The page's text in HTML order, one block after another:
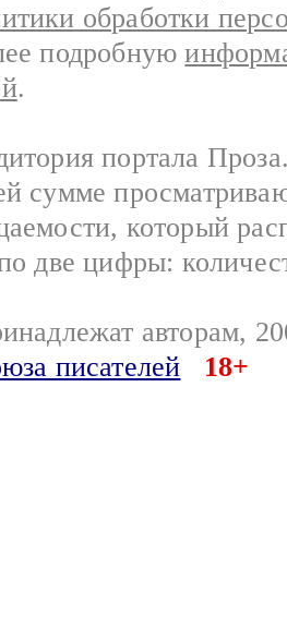
обработки
подробную
.
портала
сумме
который
две цифры:
авторам,
писателей
18+